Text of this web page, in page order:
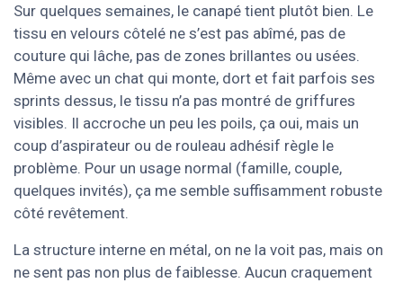
Sur quelques semaines, le canapé tient plutôt bien. Le
tissu en velours côtelé ne s’est pas abîmé, pas de
couture qui lâche, pas de zones brillantes ou usées.
Même avec un chat qui monte, dort et fait parfois ses
sprints dessus, le tissu n’a pas montré de griffures
visibles. Il accroche un peu les poils, ça oui, mais un
coup d’aspirateur ou de rouleau adhésif règle le
problème. Pour un usage normal (famille, couple,
quelques invités), ça me semble suffisamment robuste
côté revêtement.
La structure interne en métal, on ne la voit pas, mais on
ne sent pas non plus de faiblesse. Aucun craquement